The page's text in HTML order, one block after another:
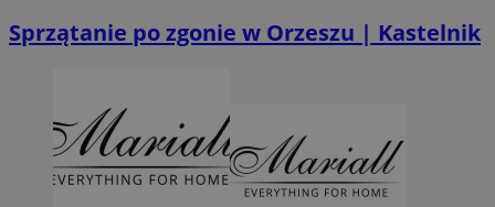
Sprzątanie po zgonie w Orzeszu | Kastelnik
VISITOR_PRIVACY_METADATA
YouTube
5 miesięcy 4